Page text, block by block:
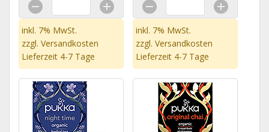
inkl. 7% MwSt.
zzgl. Versandkosten
Lieferzeit 4-7 Tage
inkl. 7% MwSt.
zzgl. Versandkosten
Lieferzeit 4-7 Tage